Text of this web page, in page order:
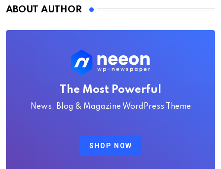
ABOUT AUTHOR
The Most Powerful
News, Blog & Magazine WordPress Theme
SHOP NOW